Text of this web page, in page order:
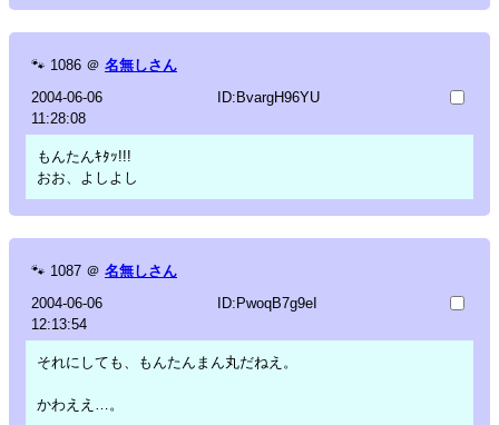
🐾 1086 ＠ 名無しさん
2004-06-06
11:28:08
ID:BvargH96YU
もんたんｷﾀｯ!!!
おお、よしよし
🐾 1087 ＠ 名無しさん
2004-06-06
12:13:54
ID:PwoqB7g9eI
それにしても、もんたんまん丸だねえ。
かわええ…。